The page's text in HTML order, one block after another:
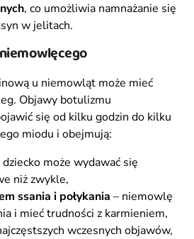
, co umożliwia namnażanie się
w jelitach.
u niemowląt może mieć
Objawy botulizmu
się od kilku godzin do kilku
miodu i obejmują:
dziecko może wydawać się
niż zwykle,
ssania i połykania – niemowlę
i mieć trudności z karmieniem,
wczesnych objawów,